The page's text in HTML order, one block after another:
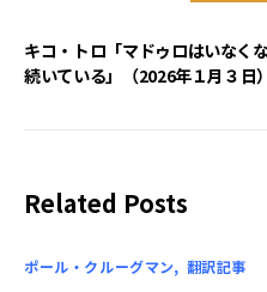
キコ・トロ「マドゥロはいなく
続いている」（2026年１月３日）
Related Posts
ポール・クルーグマン 翻訳記事